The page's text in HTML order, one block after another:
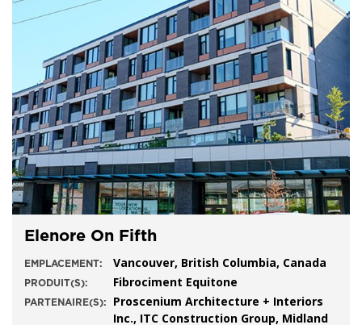
Elenore On Fifth
EMPLACEMENT: Vancouver, British Columbia, Canada
PRODUIT(S): Fibrociment Equitone
PARTENAIRE(S):
Proscenium Architecture + Interiors
Inc., ITC Construction Group, Midland